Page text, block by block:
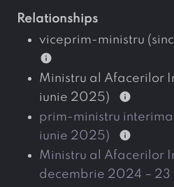
relationships
viceprim-ministru
info
Ministru al Afacerilor
iunie 2025)
info
prim-ministru
iunie 2025)
info
Ministru al Afacerilor
decembrie 2024 –